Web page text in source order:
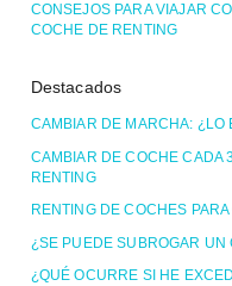
CONSEJOS PARA VIAJAR
COCHE DE RENTING
Destacados
CAMBIAR DE MARCHA: ¿LO
CAMBIAR DE COCHE CADA
RENTING
RENTING DE COCHES
¿SE PUEDE SUBROGAR UN
¿QUÉ OCURRE SI HE